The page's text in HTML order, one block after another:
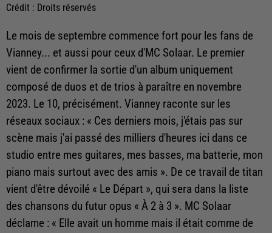
Crédit : Droits réservés
Le mois de septembre commence fort pour les fans de
Vianney... et aussi pour ceux d'MC Solaar. Le premier
vient de confirmer la sortie d'un album uniquement
composé de duos et de trios à paraître en novembre
2023. Le 10, précisément. Vianney raconte sur les
réseaux sociaux : « Ces derniers mois, j'étais pas sur
scène mais j'ai passé des milliers d'heures ici dans ce
studio entre mes guitares, mes basses, ma batterie, mon
piano mais surtout avec des amis ». De ce travail de titan
vient d'être dévoilé « Le Départ », qui sera dans la liste
des chansons du futur opus « À 2 à 3 ». MC Solaar
déclame : « Elle avait un homme mais il était comme de